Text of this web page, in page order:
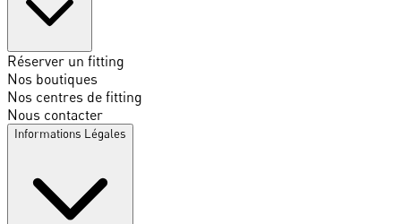
Réserver un fitting
Nos boutiques
Nos centres de fitting
Nous contacter
Informations Légales